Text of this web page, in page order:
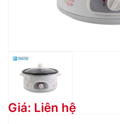
Giá: Liên hệ